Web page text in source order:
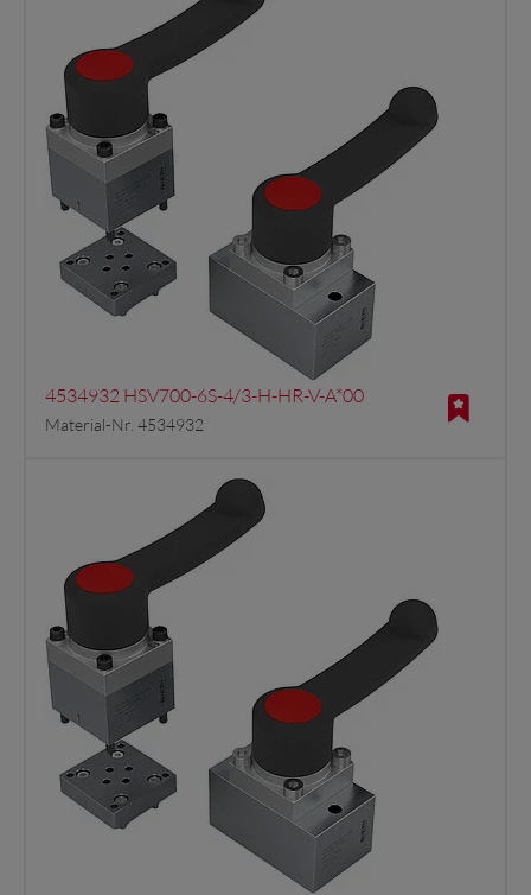
4534932 HSV700-6S-4/3-H-HR-V-A*00
Material-Nr. 4534932